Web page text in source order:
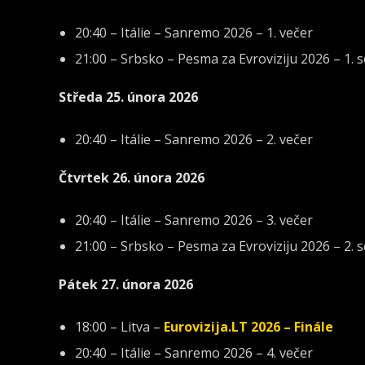
20:40 – Itálie – Sanremo 2026 – 1. večer
21:00 – Srbsko – Pesma za Evroviziju 2026 – 1.
Středa 25. února 2026
20:40 – Itálie – Sanremo 2026 – 2. večer
Čtvrtek 26. února 2026
20:40 – Itálie – Sanremo 2026 – 3. večer
21:00 – Srbsko – Pesma za Evroviziju 2026 – 2.
Pátek 27. února 2026
18:00 – Litva – Eurovizija.LT 2026 – Finále
20:40 – Itálie – Sanremo 2026 – 4. večer